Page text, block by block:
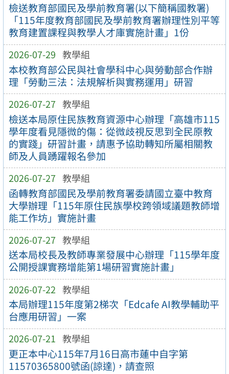
檢送教育部國民及學前教育署(以下簡稱國教署)
「115年度教育部國民及學前教育署辦理性別平等
教育建置課程與教學人才庫實施計畫」1份
2026-07-29 教學組
本校教育部公民與社會學科中心與勞動部合作辦
理「勞動三法：法規解析與實務運用」研習
2026-07-27 教學組
檢送本局原住民族教育資源中心辦理「高雄市115
學年度看見隱微的傷：從微歧視反思到全民原教
的實踐」研習計畫，請惠予協助轉知所屬相關教
師及人員踴躍報名參加
2026-07-27 教學組
函轉教育部國民及學前教育署委請國立臺中教育
大學辦理「115年原住民族學校跨領域議題教師增
能工作坊」實施計畫
2026-07-27 教學組
送本局校長及教師專業發展中心辦理「115學年度
公開授課實務增能第1場研習實施計畫」
2026-07-22 教學組
本局辦理115年度第2梯次「Edcafe AI教學輔助平
台應用研習」一案
2026-07-21 教學組
更正本中心115年7月16日高市蓮中自字第
11570365800號函(諒達)，請查照